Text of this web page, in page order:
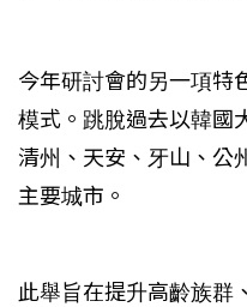
今年研討會的另一項特
模式。跳脫過去以韓國
清州、天安、牙山、公
主要城市。
此舉旨在提升高齡族群